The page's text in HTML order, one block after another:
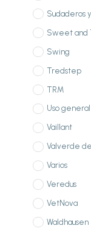
Sudaderos
Sweet and
Swing
Tredstep
TRM
Uso general
Vaillant
Valverde
Varios
Veredus
VetNova
Waldhausen